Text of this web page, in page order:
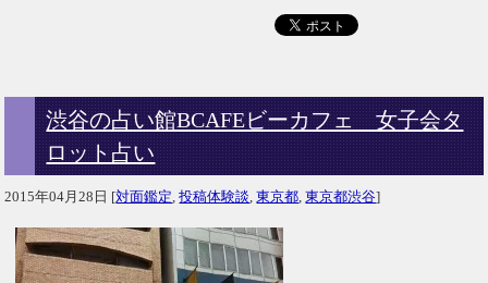
渋谷の占い館BCAFEビーカフェ 女子会タ
ロット占い
2015年04月28日 [対面鑑定 ,投稿体験談 ,東京都 ,東京都渋谷]